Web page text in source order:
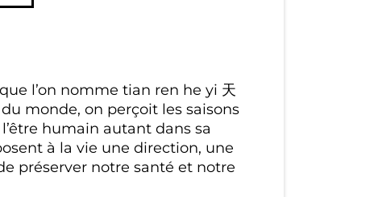
l’on nomme tian ren he yi 天
monde, on perçoit les saisons
humain autant dans sa
à la vie une direction, une
préserver notre santé et notre